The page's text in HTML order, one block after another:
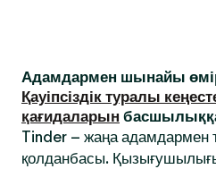
Адамдармен шынайы
Қауіпсіздік туралы
қағидаларын
Tinder – жаңа адамдармен
қолданбасы. Қызығушылығы